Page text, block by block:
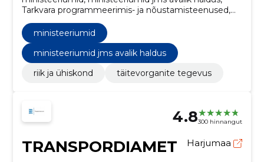
Tarkvara programmeerimis- ja nõustamisteenused,
Pliivaba bensiin, Õhusaaste seire- või
mõõtmisteenused, Vedelikupaagi puhastusteenused,
Mälulaiendusseadmed, Telefoni- ja
andmeedastusteenused, Uurimis- ja arendustöö
planeerimine ning elluviimine, Uurimis- ja
arendusteenused ja seonduvad nõustamisteenused
ministeeriumid
ministeeriumid jms avalik haldus
riik ja ühiskond
täitevorganite tegevus
4.8300 hinnangut
TRANSPORDIAMET Harjumaa